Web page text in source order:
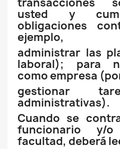
usted y
obligaciones
ejemplo,
administrar las
laboral); para
como empresa
gestionar
administrativas).
Cuando se
funcionario y/
facultad, deberá